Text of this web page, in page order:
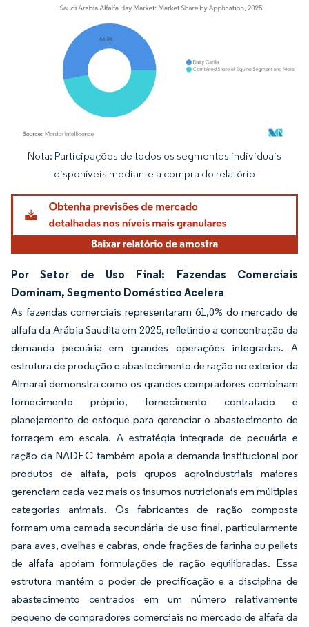
Imagem © Mordor Intelligence. O reuso requer atribuição conforme CC BY 4.0.
Nota: Participações de todos os segmentos individuais
disponíveis mediante a compra do relatório
Por Setor de Uso Final: Fazendas Comerciais
Dominam, Segmento Doméstico Acelera
As fazendas comerciais representaram 61,0% do mercado de
alfafa da Arábia Saudita em 2025, refletindo a concentração da
demanda pecuária em grandes operações integradas. A
estrutura de produção e abastecimento de ração no exterior da
Almarai demonstra como os grandes compradores combinam
fornecimento próprio, fornecimento contratado e
planejamento de estoque para gerenciar o abastecimento de
forragem em escala. A estratégia integrada de pecuária e
ração da NADEC também apoia a demanda institucional por
produtos de alfafa, pois grupos agroindustriais maiores
gerenciam cada vez mais os insumos nutricionais em múltiplas
categorias animais. Os fabricantes de ração composta
formam uma camada secundária de uso final, particularmente
para aves, ovelhas e cabras, onde frações de farinha ou pellets
de alfafa apoiam formulações de ração equilibradas. Essa
estrutura mantém o poder de precificação e a disciplina de
abastecimento centrados em um número relativamente
pequeno de compradores comerciais no mercado de alfafa da